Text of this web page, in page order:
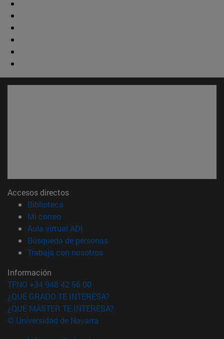
Accesos directos
Biblioteca
Mi correo(abre en nueva ventana)
Aula virtual ADI
Búsqueda de personas(abre en nueva ventana)
Trabaja con nosotros(abre en nueva ventana)
Información
TFNO +34 948 42 56 00
¿QUÉ GRADO TE INTERESA?
¿QUÉ MÁSTER TE INTERESA?
© Universidad de Navarra